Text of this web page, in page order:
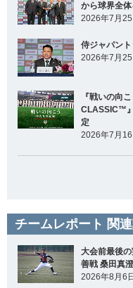
から球界全
2026年7月25
侍ジャパン
2026年7月25
『戦いの向
CLASSIC™
定
2026年7月16
チームレポート 関
大会前最後
善戦 桑田真
2026年8月6日